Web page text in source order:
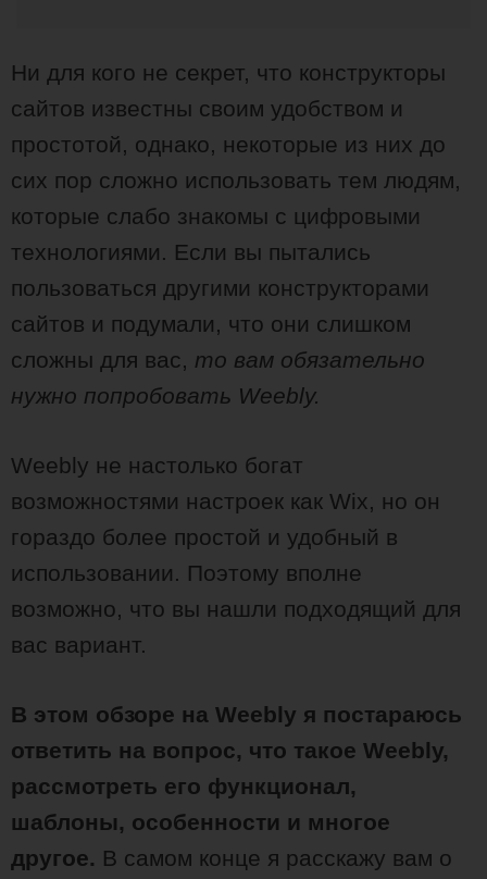
Ни для кого не секрет, что конструкторы
сайтов известны своим удобством и
простотой, однако, некоторые из них до
сих пор сложно использовать тем людям,
которые слабо знакомы с цифровыми
технологиями. Если вы пытались
пользоваться другими конструкторами
сайтов и подумали, что они слишком
сложны для вас, то вам обязательно
нужно попробовать Weebly.
Weebly не настолько богат
возможностями настроек как Wix, но он
гораздо более простой и удобный в
использовании. Поэтому вполне
возможно, что вы нашли подходящий для
вас вариант.
В этом обзоре на Weebly я постараюсь
ответить на вопрос, что такое Weebly,
рассмотреть его функционал,
шаблоны, особенности и многое
другое. В самом конце я расскажу вам о